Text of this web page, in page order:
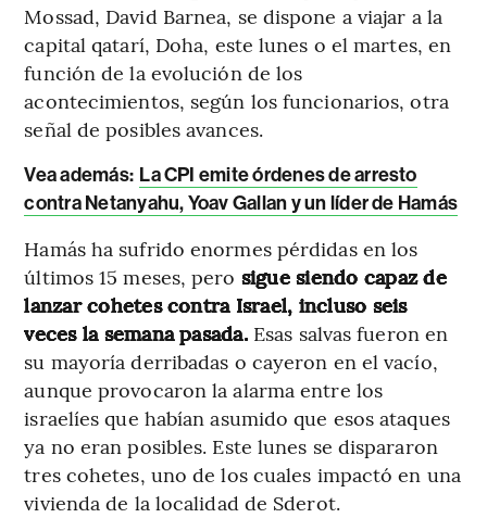
Mossad, David Barnea, se dispone a viajar a la
capital qatarí, Doha, este lunes o el martes, en
función de la evolución de los
acontecimientos, según los funcionarios, otra
señal de posibles avances.
Vea además: La CPI emite órdenes de arresto
contra Netanyahu, Yoav Gallan y un líder de Hamás
Hamás ha sufrido enormes pérdidas en los
últimos 15 meses, pero sigue siendo capaz de
lanzar cohetes contra Israel, incluso seis
veces la semana pasada.Esas salvas fueron en
su mayoría derribadas o cayeron en el vacío,
aunque provocaron la alarma entre los
israelíes que habían asumido que esos ataques
ya no eran posibles. Este lunes se dispararon
tres cohetes, uno de los cuales impactó en una
vivienda de la localidad de Sderot.